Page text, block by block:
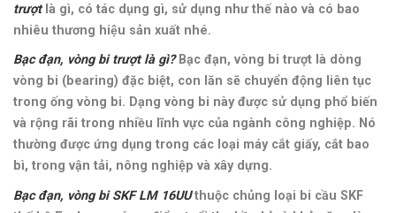
trượtlà gì, có tác dụng gì, sử dụng như thế nào và có bao
nhiêu thương hiệu sản xuất nhé.
Bạc đạn, vòng bi trượt là gì? Bạc đạn, vòng bi trượt là dòng
vòng bi (bearing) đặc biệt, con lăn sẽ chuyển động liên tục
trong ống vòng bi. Dạng vòng bi này được sử dụng phổ biến
và rộng rãi trong nhiều lĩnh vực của ngành công nghiệp. Nó
thường được ứng dụng trong các loại máy cắt giấy, cắt bao
bì, trong vận tải, nông nghiệp và xây dựng.
Bạc đạn, vòng bi SKF LM 16UUthuộc chủng loại bi cầu SKF